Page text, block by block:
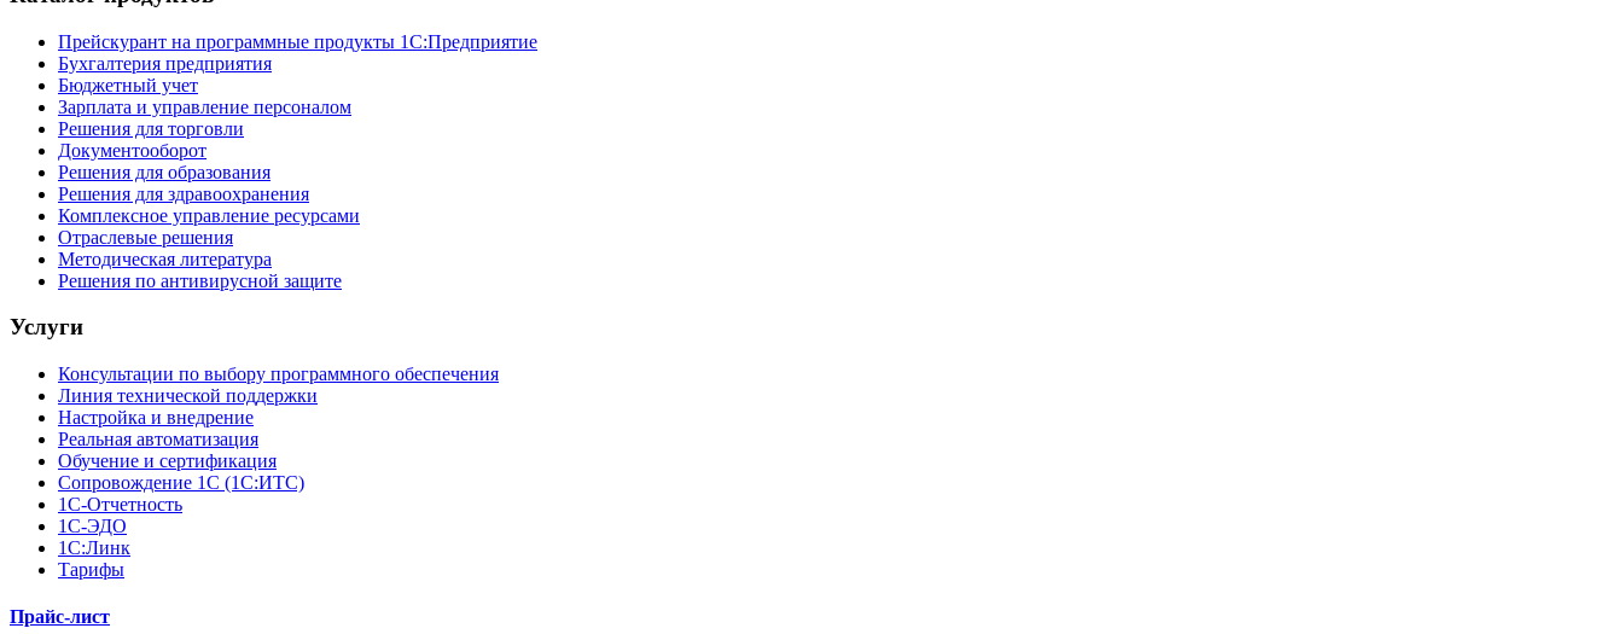
Прейскурант на программные продукты 1С:Предприятие
Бухгалтерия предприятия
Бюджетный учет
Зарплата и управление персоналом
Решения для торговли
Документооборот
Решения для образования
Решения для здравоохранения
Комплексное управление ресурсами
Отраслевые решения
Методическая литература
Решения по антивирусной защите
Услуги
Консультации по выбору программного обеспечения
Линия технической поддержки
Настройка и внедрение
Реальная автоматизация
Обучение и сертификация
Сопровождение 1С (1С:ИТС)
1С-Отчетность
1С-ЭДО
1С:Линк
Тарифы
Прайс-лист